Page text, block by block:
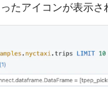
たアイコンが表示さ